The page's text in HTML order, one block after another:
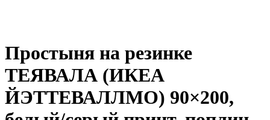
Простыня на резинке
ТЕЯВАЛА (ИКЕА
ЙЭТТЕВАЛЛМО) 90×200,